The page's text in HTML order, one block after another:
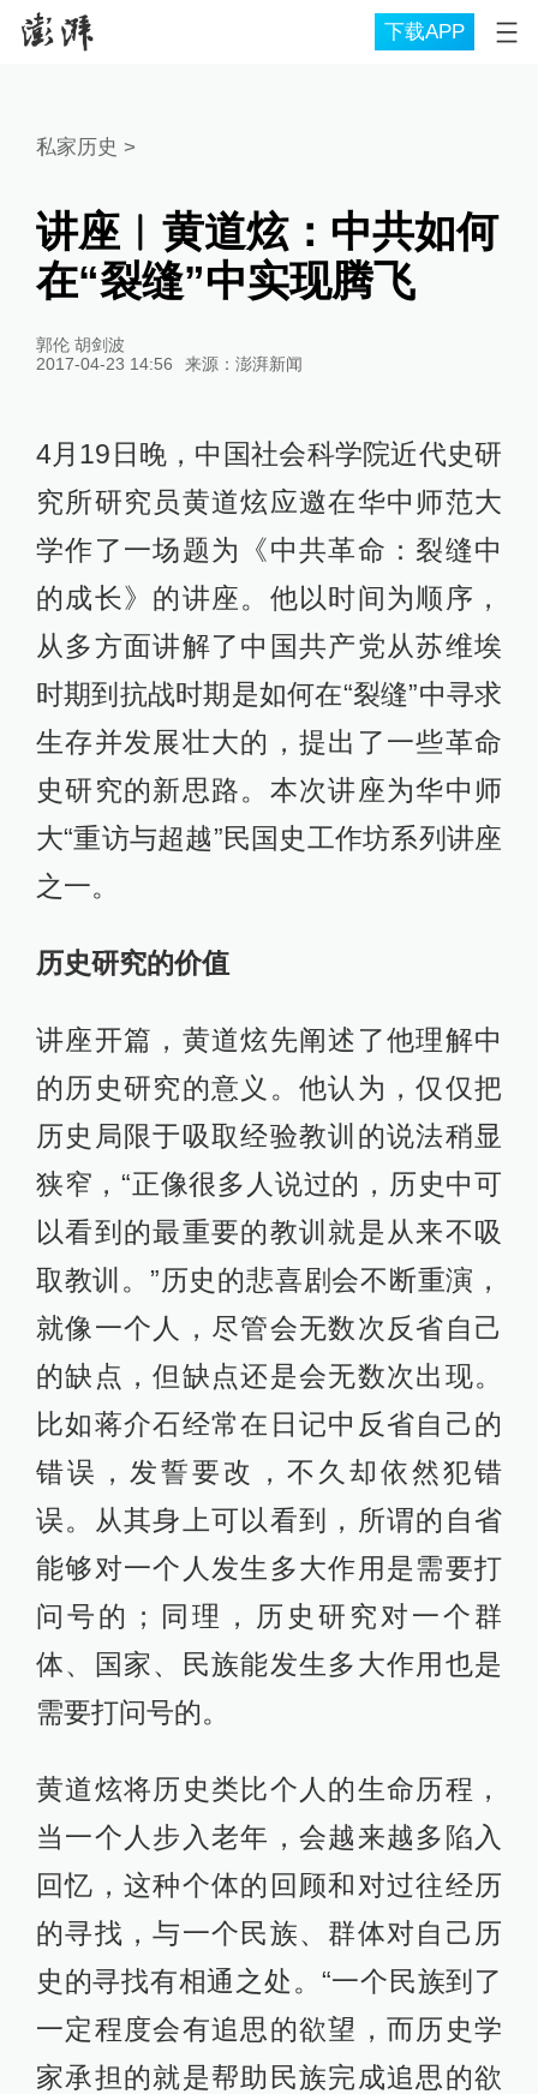
下载APP
私家历史 >
讲座︱黄道炫：中共如何
在“裂缝”中实现腾飞
郭伦 胡剑波
2017-04-23 14:56
来源： 澎湃新闻
4月19日晚，中国社会科学院近代史研
究所研究员黄道炫应邀在华中师范大
学作了一场题为《中共革命：裂缝中
的成长》的讲座。他以时间为顺序，
从多方面讲解了中国共产党从苏维埃
时期到抗战时期是如何在“裂缝”中寻求
生存并发展壮大的，提出了一些革命
史研究的新思路。本次讲座为华中师
大“重访与超越”民国史工作坊系列讲座
之一。
历史研究的价值
讲座开篇，黄道炫先阐述了他理解中
的历史研究的意义。他认为，仅仅把
历史局限于吸取经验教训的说法稍显
狭窄，“正像很多人说过的，历史中可
以看到的最重要的教训就是从来不吸
取教训。”历史的悲喜剧会不断重演，
就像一个人，尽管会无数次反省自己
的缺点，但缺点还是会无数次出现。
比如蒋介石经常在日记中反省自己的
错误，发誓要改，不久却依然犯错
误。从其身上可以看到，所谓的自省
能够对一个人发生多大作用是需要打
问号的；同理，历史研究对一个群
体、国家、民族能发生多大作用也是
需要打问号的。
黄道炫将历史类比个人的生命历程，
当一个人步入老年，会越来越多陷入
回忆，这种个体的回顾和对过往经历
的寻找，与一个民族、群体对自己历
史的寻找有相通之处。“一个民族到了
一定程度会有追思的欲望，而历史学
家承担的就是帮助民族完成追思的欲